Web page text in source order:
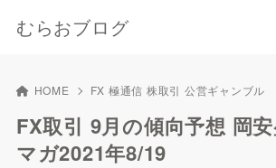
むらおブログ
HOME FX 極通信 株取引 公営ギャンブル
FX取引 9月の傾向予想 岡
マガ2021年8/19